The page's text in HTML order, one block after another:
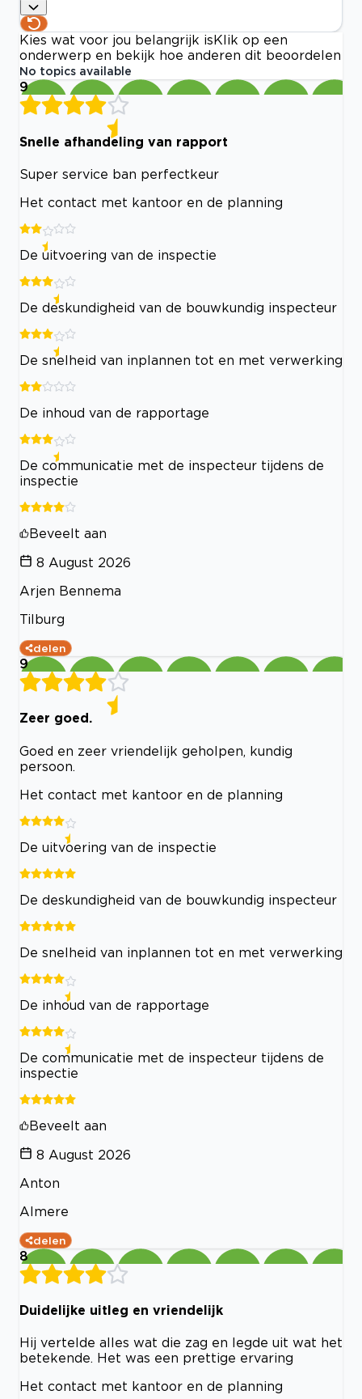
Kies wat voor jou belangrijk is Klik op een
onderwerp en bekijk hoe anderen dit beoordelen
No topics available
9
Snelle afhandeling van rapport
Super service ban perfectkeur
Het contact met kantoor en de planning
De uitvoering van de inspectie
De deskundigheid van de bouwkundig inspecteur
De snelheid van inplannen tot en met verwerking
De inhoud van de rapportage
De communicatie met de inspecteur tijdens de
inspectie
Beveelt aan
8 August 2026
Arjen Bennema
Tilburg
delen
9
Zeer goed.
Goed en zeer vriendelijk geholpen, kundig
persoon.
Het contact met kantoor en de planning
De uitvoering van de inspectie
De deskundigheid van de bouwkundig inspecteur
De snelheid van inplannen tot en met verwerking
De inhoud van de rapportage
De communicatie met de inspecteur tijdens de
inspectie
Beveelt aan
8 August 2026
Anton
Almere
delen
8
Duidelijke uitleg en vriendelijk
Hij vertelde alles wat die zag en legde uit wat het
betekende. Het was een prettige ervaring
Het contact met kantoor en de planning